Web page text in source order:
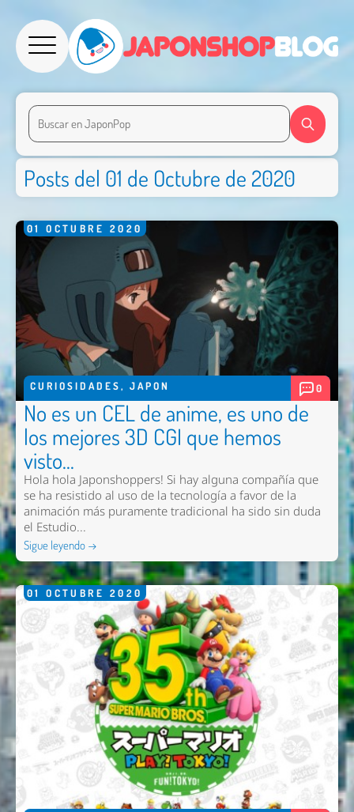
Posts del 01 de Octubre de 2020
01 OCTUBRE 2020
CURIOSIDADES, JAPON 0
No es un CEL de anime, es uno de
los mejores 3D CGI que hemos
visto...
Hola hola Japonshoppers! Si hay alguna compañía que
se ha resistido al uso de la tecnología a favor de la
animación más puramente tradicional ha sido sin duda
el Estudio...
Sigue leyendo →
01 OCTUBRE 2020